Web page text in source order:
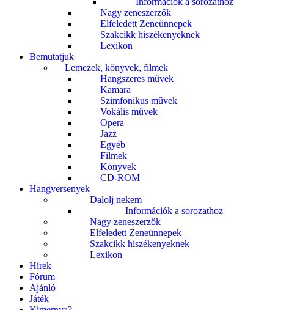
Nagy zeneszerzők
Elfeledett Zeneünnepek
Szakcikk hiszékenyeknek
Lexikon
Bemutatjuk
Lemezek, könyvek, filmek
Hangszeres művek
Kamara
Szimfonikus művek
Vokális művek
Opera
Jazz
Egyéb
Filmek
Könyvek
CD-ROM
Hangversenyek
Dalolj nekem
Információk a sorozathoz
Nagy zeneszerzők
Elfeledett Zeneünnepek
Szakcikk hiszékenyeknek
Lexikon
Hírek
Fórum
Ajánló
Játék